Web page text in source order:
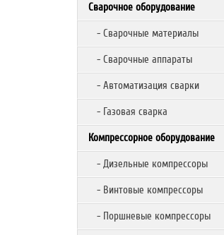
Сварочное оборудование
- Сварочные материалы
- Сварочные аппараты
- Автоматизация сварки
- Газовая сварка
Компрессорное оборудование
- Дизельные компрессоры
- Винтовые компрессоры
- Поршневые компрессоры